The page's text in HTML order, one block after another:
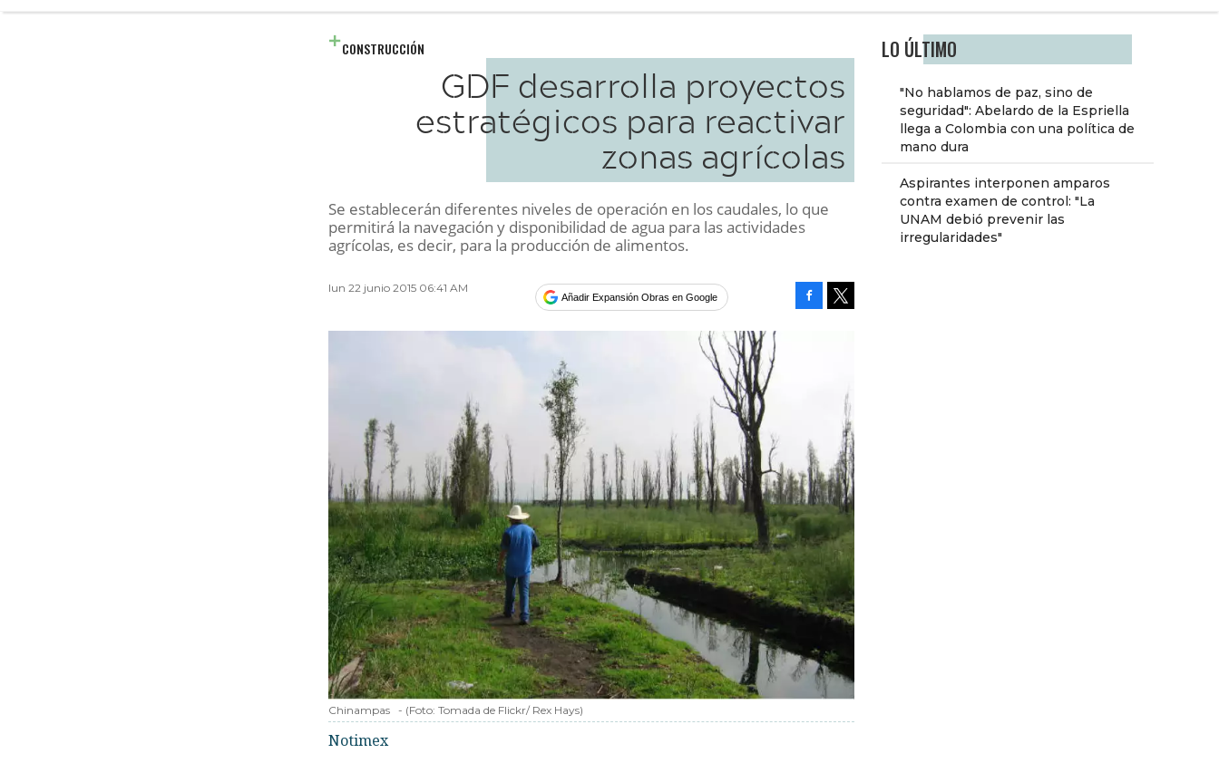
LO ÚLTIMO
"No hablamos de paz, sino de
seguridad": Abelardo de la Espriella
llega a Colombia con una política de
mano dura
Aspirantes interponen amparos
contra examen de control: "La
UNAM debió prevenir las
irregularidades"
CONSTRUCCIÓN
GDF desarrolla proyectos
estratégicos para reactivar
zonas agrícolas
Se establecerán diferentes niveles de operación en los caudales, lo que
permitirá la navegación y disponibilidad de agua para las actividades
agrícolas, es decir, para la producción de alimentos.
lun 22 junio 2015 06:41 AM
Añadir Expansión Obras en Google
Chinampas - (Foto: Tomada de Flickr/ Rex Hays)
Notimex